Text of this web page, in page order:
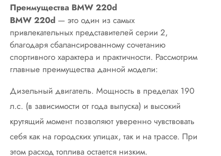
Преимущества BMW 220d
BMW 220d — это один из самых
привлекательных представителей серии 2,
благодаря сбалансированному сочетанию
спортивного характера и практичности. Рассмотрим
главные преимущества данной модели:
Дизельный двигатель. Мощность в пределах 190
л.с. (в зависимости от года выпуска) и высокий
крутящий момент позволяют уверенно чувствовать
себя как на городских улицах, так и на трассе. При
этом расход топлива остается низким.